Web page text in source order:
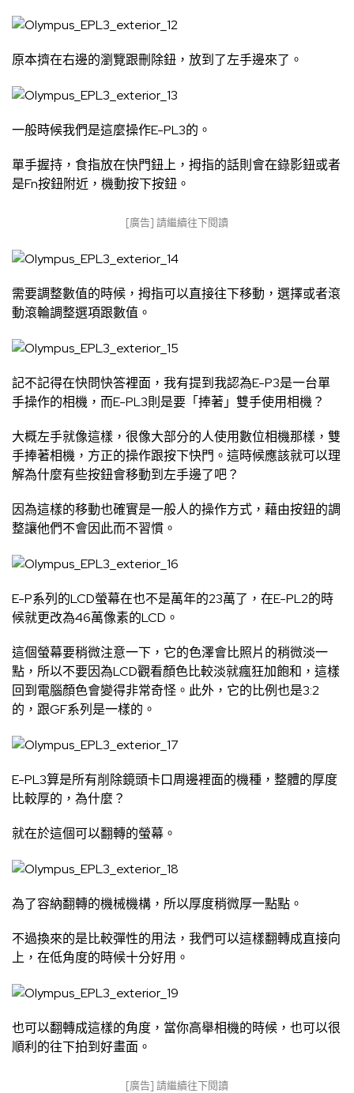
原本擠在右邊的瀏覽跟刪除鈕，放到了左手邊來了。
一般時候我們是這麼操作E-PL3的。
單手握持，食指放在快門鈕上，拇指的話則會在錄影鈕或者
是Fn按鈕附近，機動按下按鈕。
[廣告] 請繼續往下閱讀
需要調整數值的時候，拇指可以直接往下移動，選擇或者滾
動滾輪調整選項跟數值。
記不記得在快問快答裡面，我有提到我認為E-P3是一台單
手操作的相機，而E-PL3則是要「捧著」雙手使用相機？
大概左手就像這樣，很像大部分的人使用數位相機那樣，雙
手捧著相機，方正的操作跟按下快門。這時候應該就可以理
解為什麼有些按鈕會移動到左手邊了吧？
因為這樣的移動也確實是一般人的操作方式，藉由按鈕的調
整讓他們不會因此而不習慣。
E-P系列的LCD螢幕在也不是萬年的23萬了，在E-PL2的時
候就更改為46萬像素的LCD。
這個螢幕要稍微注意一下，它的色澤會比照片的稍微淡一
點，所以不要因為LCD觀看顏色比較淡就瘋狂加飽和，這樣
回到電腦顏色會變得非常奇怪。此外，它的比例也是3:2
的，跟GF系列是一樣的。
E-PL3算是所有削除鏡頭卡口周邊裡面的機種，整體的厚度
比較厚的，為什麼？
就在於這個可以翻轉的螢幕。
為了容納翻轉的機械機構，所以厚度稍微厚一點點。
不過換來的是比較彈性的用法，我們可以這樣翻轉成直接向
上，在低角度的時候十分好用。
也可以翻轉成這樣的角度，當你高舉相機的時候，也可以很
順利的往下拍到好畫面。
[廣告] 請繼續往下閱讀